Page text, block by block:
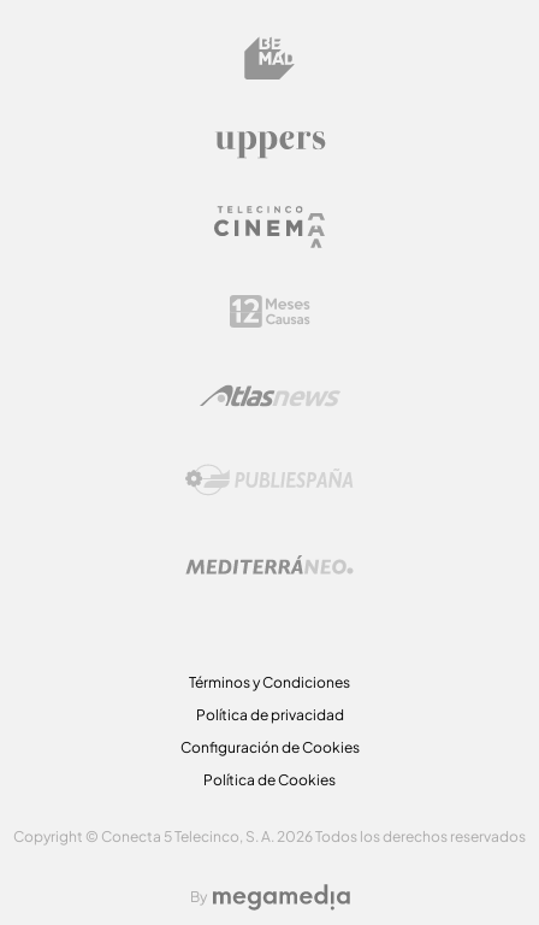
Términos y Condiciones
Política de privacidad
Configuración de Cookies
Política de Cookies
Copyright © Conecta 5 Telecinco, S. A. 2026 Todos los derechos reservados
By